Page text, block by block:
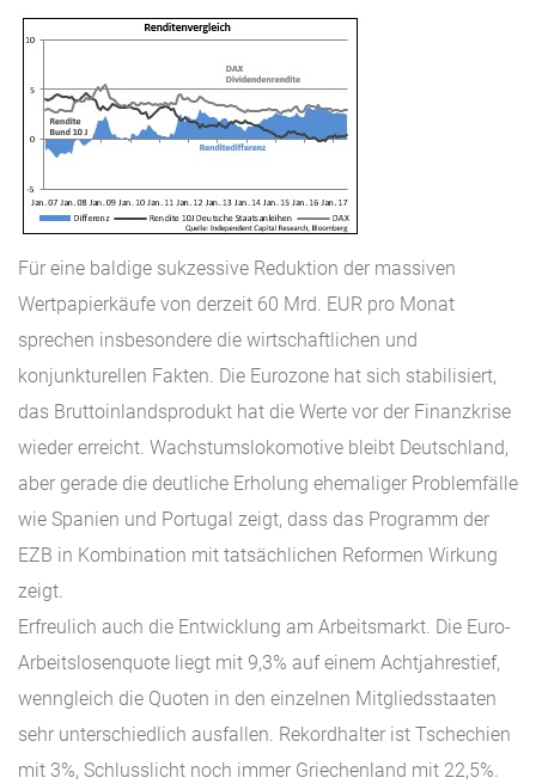
Für eine baldige sukzessive Reduktion der massiven
Wertpapierkäufe von derzeit 60 Mrd. EUR pro Monat
sprechen insbesondere die wirtschaftlichen und
konjunkturellen Fakten. Die Eurozone hat sich stabilisiert,
das Bruttoinlandsprodukt hat die Werte vor der Finanzkrise
wieder erreicht. Wachstumslokomotive bleibt Deutschland,
aber gerade die deutliche Erholung ehemaliger Problemfälle
wie Spanien und Portugal zeigt, dass das Programm der
EZB in Kombination mit tatsächlichen Reformen Wirkung
zeigt.
Erfreulich auch die Entwicklung am Arbeitsmarkt. Die Euro-
Arbeitslosenquote liegt mit 9,3% auf einem Achtjahrestief,
wenngleich die Quoten in den einzelnen Mitgliedsstaaten
sehr unterschiedlich ausfallen. Rekordhalter ist Tschechien
mit 3%, Schlusslicht noch immer Griechenland mit 22,5%.